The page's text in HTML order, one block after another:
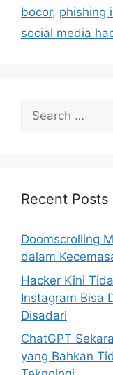
r
i
bocor, phishing
social media
h
r
:
Recent Posts
Doomscrolling
dalam
Hacker Kini
Instagram Bisa
Disadari
ChatGPT
yang Bahkan